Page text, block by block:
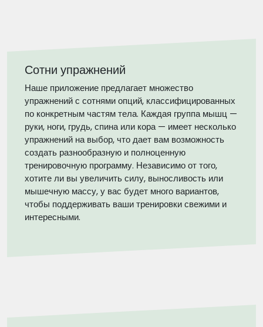
Сотни упражнений
Наше приложение предлагает множество
упражнений с сотнями опций, классифицированных
по конкретным частям тела. Каждая группа мышц —
руки, ноги, грудь, спина или кора — имеет несколько
упражнений на выбор, что дает вам возможность
создать разнообразную и полноценную
тренировочную программу. Независимо от того,
хотите ли вы увеличить силу, выносливость или
мышечную массу, у вас будет много вариантов,
чтобы поддерживать ваши тренировки свежими и
интересными.